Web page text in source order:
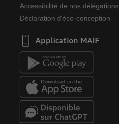
Accessibilité de nos délégations
Déclaration d'éco-conception
Application MAIF